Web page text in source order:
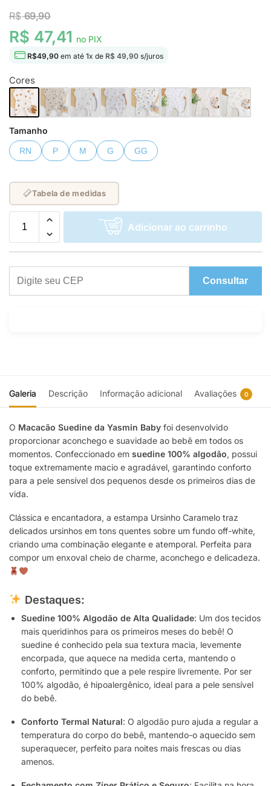
R$69,90
R$ 47,41 no PIX
R$49,90 em até 1x de R$ 49,90 s/juros
Cores
Tamanho
RN P M G GG
Tabela de medidas
Adicionar ao carrinho
Consultar
Galeria Descrição Informação adicional Avaliações 0
O Macacão Suedine da Yasmin Baby foi desenvolvido
proporcionar aconchego e suavidade ao bebê em todos os
momentos. Confeccionado em suedine 100% algodão, possui
toque extremamente macio e agradável, garantindo conforto
para a pele sensível dos pequenos desde os primeiros dias de
vida.
Clássica e encantadora, a estampa Ursinho Caramelo traz
delicados ursinhos em tons quentes sobre um fundo off-white,
criando uma combinação elegante e atemporal. Perfeita para
compor um enxoval cheio de charme, aconchego e delicadeza.
Destaques:
Suedine 100% Algodão de Alta Qualidade: Um dos tecidos
mais queridinhos para os primeiros meses do bebê! O
suedine é conhecido pela sua textura macia, levemente
encorpada, que aquece na medida certa, mantendo o
conforto, permitindo que a pele respire livremente. Por ser
100% algodão, é hipoalergênico, ideal para a pele sensível
do bebê.
Conforto Termal Natural: O algodão puro ajuda a regular a
temperatura do corpo do bebê, mantendo-o aquecido sem
superaquecer, perfeito para noites mais frescas ou dias
amenos.